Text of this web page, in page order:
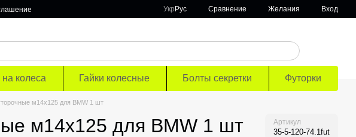
Укр Рус Сравнение Желания Вход
колеса Гайки колесные Болты секретки Футорки
м14х125 для BMW 1 шт
м14х125 для BMW 1 шт Артикул
35-5-120-74.1fut